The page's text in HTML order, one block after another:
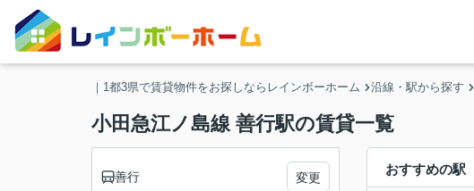
｜1都3県で賃貸物件をお探しならレインボーホーム 沿線・駅から探す
小田急江ノ島線 善行駅の賃貸一覧
おすすめの駅
善行 変更